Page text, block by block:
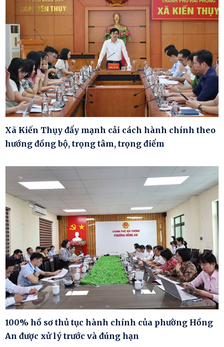
Xã Kiến Thụy đẩy mạnh cải cách hành chính theo
hướng đồng bộ, trọng tâm, trọng điểm
100% hồ sơ thủ tục hành chính của phường Hồng
An được xử lý trước và đúng hạn